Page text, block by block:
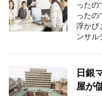
ったの
ったの
浮かび
ンサ
日銀
屋が